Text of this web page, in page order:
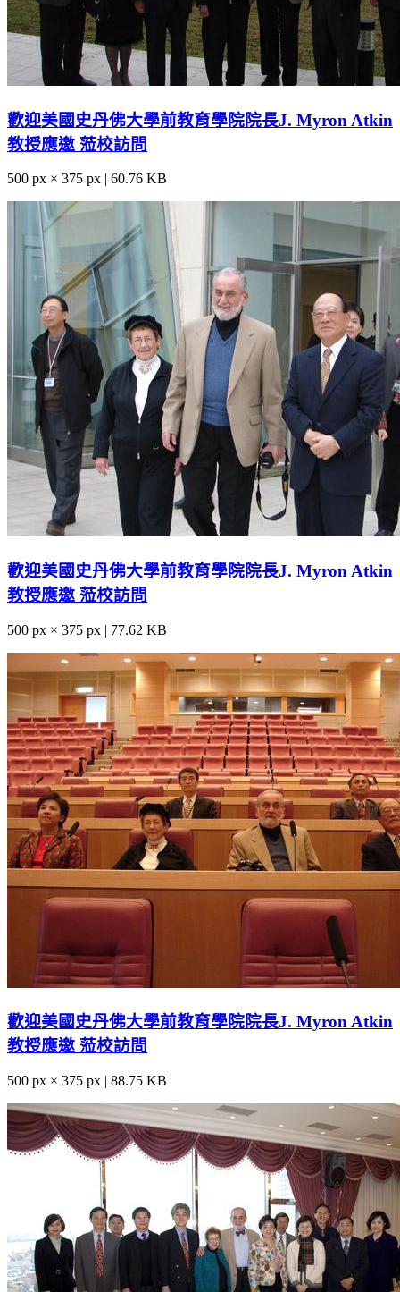
歡迎美國史丹佛大學前教育學院院長J. Myron Atkin
教授應邀 蒞校訪問
500 px × 375 px | 60.76 KB
歡迎美國史丹佛大學前教育學院院長J. Myron Atkin
教授應邀 蒞校訪問
500 px × 375 px | 77.62 KB
歡迎美國史丹佛大學前教育學院院長J. Myron Atkin
教授應邀 蒞校訪問
500 px × 375 px | 88.75 KB